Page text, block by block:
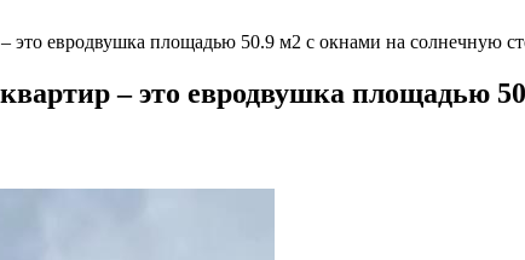
это евродвушка площадью 50.9 м2 с окнами на солнечную
– это евродвушка площадью